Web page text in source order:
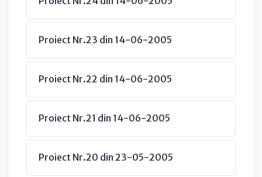
Proiect Nr.23 din 14-06-2005
Proiect Nr.22 din 14-06-2005
Proiect Nr.21 din 14-06-2005
Proiect Nr.20 din 23-05-2005